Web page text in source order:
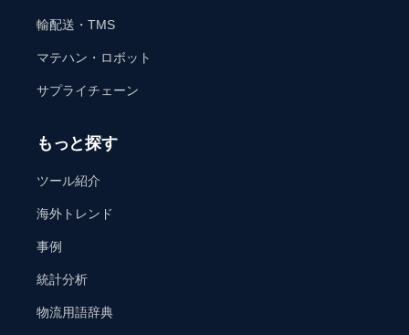
輸配送・TMS
マテハン・ロボット
サプライチェーン
もっと探す
ツール紹介
海外トレンド
事例
統計分析
物流用語辞典